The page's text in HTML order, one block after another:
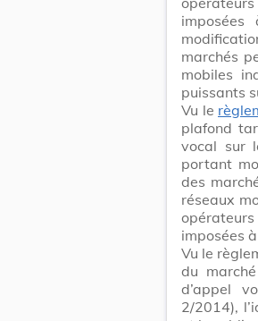
marchés
mobiles
puissants
Vu le
plafond
vocal sur
portant
des
réseaux
imposées
Vu le
du
d’appel
2/2014),